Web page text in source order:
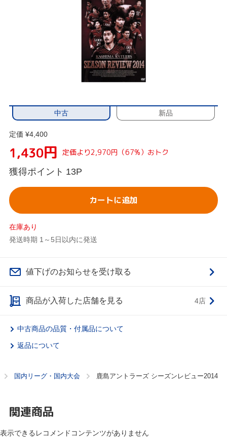
中古 新品
定価 ¥4,400
1,430円 定価より2,970円（67%）おトク
獲得ポイント 13P
カートに追加
在庫あり
発送時期 1～5日以内に発送
値下げのお知らせを受け取る
商品が入荷した店舗を見る 4店
中古商品の品質・付属品について
返品について
国内リーグ・国内大会 鹿島アントラーズ シーズンレビュー2014
関連商品
表示できるレコメンドコンテンツがありません